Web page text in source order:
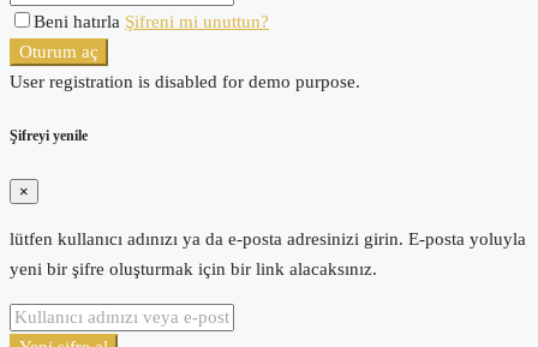
Beni hatırla Şifreni mi unuttun?
Oturum aç
User registration is disabled for demo purpose.
Şifreyi yenile
×
lütfen kullanıcı adınızı ya da e-posta adresinizi girin. E-posta yoluyla
yeni bir şifre oluşturmak için bir link alacaksınız.